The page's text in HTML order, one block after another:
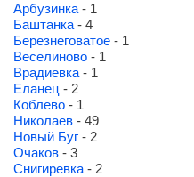
Арбузинка - 1
Баштанка - 4
Березнеговатое - 1
Веселиново - 1
Врадиевка - 1
Еланец - 2
Коблево - 1
Николаев - 49
Новый Буг - 2
Очаков - 3
Снигиревка - 2